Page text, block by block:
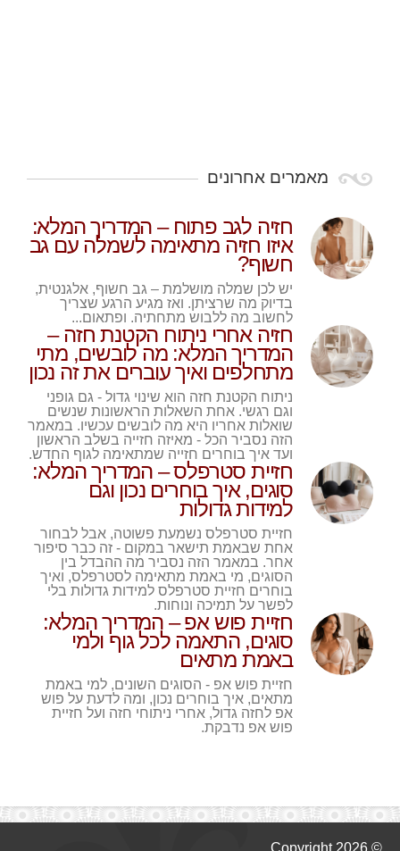
מאמרים אחרונים
חזיה לגב פתוח – המדריך המלא:
איזו חזיה מתאימה לשמלה עם גב
חשוף?
יש לכן שמלה מושלמת – גב חשוף, אלגנטית,
בדיוק מה שרציתן. ואז מגיע הרגע שצריך
לחשוב מה ללבוש מתחתיה. ופתאום...
חזיה אחרי ניתוח הקטנת חזה –
המדריך המלא: מה לובשים, מתי
מתחלפים ואיך עוברים את זה נכון
ניתוח הקטנת חזה הוא שינוי גדול - גם גופני
וגם רגשי. אחת השאלות הראשונות שנשים
שואלות אחריו היא מה לובשים עכשיו. במאמר
הזה נסביר הכל - מאיזה חזייה בשלב הראשון
ועד איך בוחרים חזייה שמתאימה לגוף החדש.
חזיית סטרפלס – המדריך המלא:
סוגים, איך בוחרים נכון וגם
למידות גדולות
חזיית סטרפלס נשמעת פשוטה, אבל לבחור
אחת שבאמת תישאר במקום - זה כבר סיפור
אחר. במאמר הזה נסביר מה ההבדל בין
הסוגים, מי באמת מתאימה לסטרפלס, ואיך
בוחרים חזיית סטרפלס למידות גדולות בלי
לפשר על תמיכה ונוחות.
חזיית פוש אפ – המדריך המלא:
סוגים, התאמה לכל גוף ולמי
באמת מתאים
חזיית פוש אפ - הסוגים השונים, למי באמת
מתאים, איך בוחרים נכון, ומה לדעת על פוש
אפ לחזה גדול, אחרי ניתוחי חזה ועל חזיית
פוש אפ נדבקת.
© 2026 Copyright .